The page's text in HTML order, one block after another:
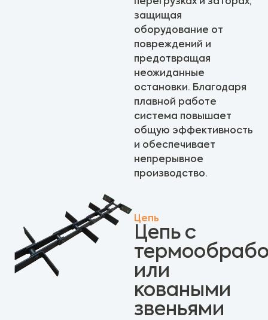
защищая
оборудование от
повреждений и
предотвращая
неожиданные
остановки. Благодаря
плавной работе
система повышает
общую эффективность
и обеспечивает
непрерывное
производство.
Цепь
Цепь с
или
коваными
звеньями